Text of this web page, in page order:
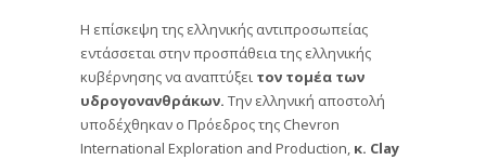
Η επίσκεψη της ελληνικής αντιπροσωπείας
εντάσσεται στην προσπάθεια της ελληνικής
κυβέρνησης να αναπτύξει τον τομέα των
υδρογονανθράκων. Την ελληνική αποστολή
υποδέχθηκαν ο Πρόεδρος της Chevron
International Exploration and Production, κ. Clay